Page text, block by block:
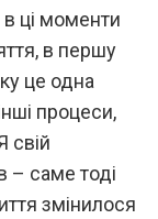
ці моменти
в першу
це одна
процеси,
свій
– саме тоді
змінилося